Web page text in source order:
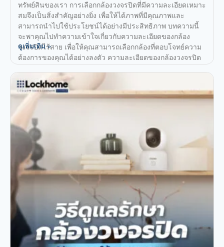
ทรัพย์สินของเรา การเลือกกล้องวงจรปิดที่มีความละเอียดเหมาะ
สมจึงเป็นสิ่งสำคัญอย่างยิ่ง เพื่อให้ได้ภาพที่มีคุณภาพและ
สามารถนำไปใช้ประโยชน์ได้อย่างมีประสิทธิภาพ บทความนี้
จะพาคุณไปทำความเข้าใจเกี่ยวกับความละเอียดของกล้อง
วงจรปิดไร้สาย เพื่อให้คุณสามารถเลือกกล้องที่ตอบโจทย์ความ
ต้องการของคุณได้อย่างลงตัว ความละเอียดของกล้องวงจรปิด
ดูเพิ่มเติม »